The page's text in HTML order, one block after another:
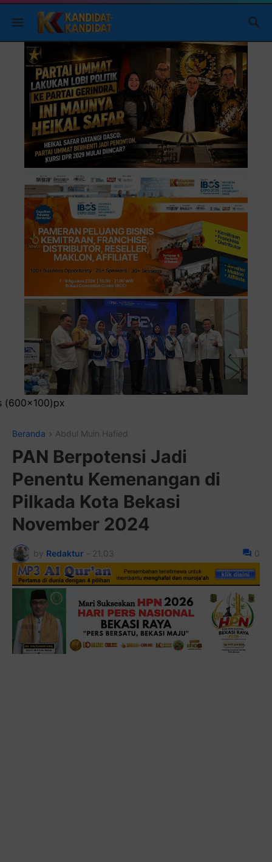
Beranda Abdul Muin Hafied
PAN Berpotensi Jadi
Penentu Kemenangan di
Pilkada Kota Bekasi
November 2024
by Redaktur - 21.03 0